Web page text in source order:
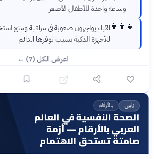
وساعة واحدة للأطفال الأصغر
👨‍👩‍👧 الآباء يواجهون صعوبة في مراقبة ومنع
للأجهزة الذكية بسبب توفرها الدائم
اعرض الكل (7) ←
ناس بالأرقام
الصحة النفسية في العالم
العربي بالأرقام — أزمة
صامتة تستحق الاهتمام